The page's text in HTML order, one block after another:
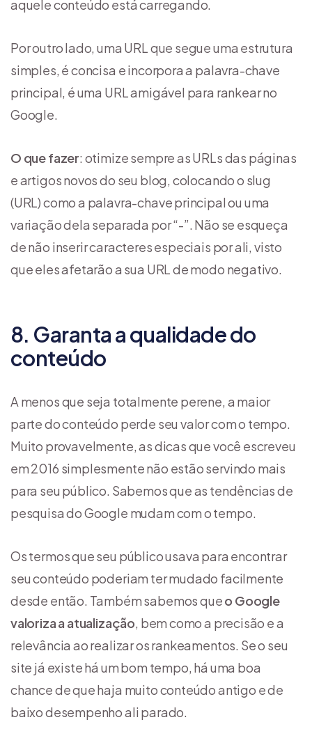
aquele conteúdo está carregando.
Por outro lado, uma URL que segue uma estrutura
simples, é concisa e incorpora a palavra-chave
principal, é uma URL amigável para rankear no
Google.
O que fazer: otimize sempre as URLs das páginas
e artigos novos do seu blog, colocando o slug
(URL) como a palavra-chave principal ou uma
variação dela separada por “-”. Não se esqueça
de não inserir caracteres especiais por ali, visto
que eles afetarão a sua URL de modo negativo.
8. Garanta a qualidade do
conteúdo
A menos que seja totalmente perene, a maior
parte do conteúdo perde seu valor com o tempo.
Muito provavelmente, as dicas que você escreveu
em 2016 simplesmente não estão servindo mais
para seu público. Sabemos que as tendências de
pesquisa do Google mudam com o tempo.
Os termos que seu público usava para encontrar
seu conteúdo poderiam ter mudado facilmente
desde então. Também sabemos queo Google
valoriza a atualização, bem como a precisão e a
relevância ao realizar os rankeamentos. Se o seu
site já existe há um bom tempo, há uma boa
chance de que haja muito conteúdo antigo e de
baixo desempenho ali parado.